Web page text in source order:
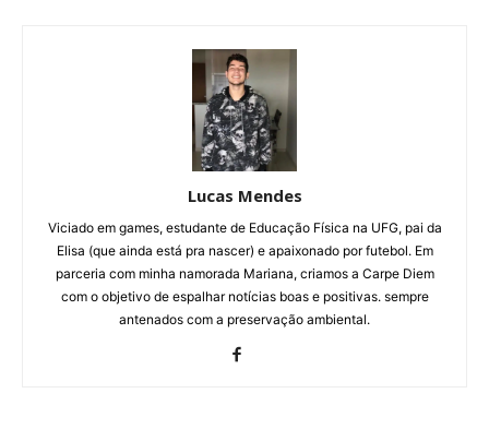
Lucas Mendes
Viciado em games, estudante de Educação Física na UFG, pai da
Elisa (que ainda está pra nascer) e apaixonado por futebol. Em
parceria com minha namorada Mariana, criamos a Carpe Diem
com o objetivo de espalhar notícias boas e positivas. sempre
antenados com a preservação ambiental.